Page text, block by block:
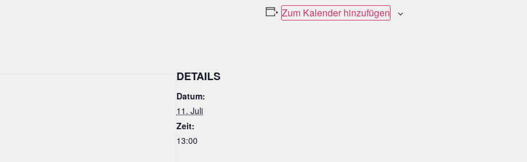
Zum Kalender hinzufügen
DETAILS
Datum:
11. Juli
Zeit:
13:00